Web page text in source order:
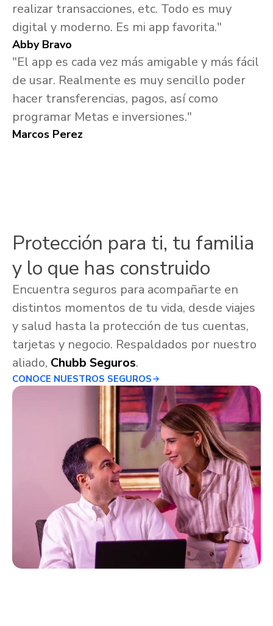
realizar transacciones, etc. Todo es muy
digital y moderno. Es mi app favorita."
Abby Bravo
"El app es cada vez más amigable y más fácil
de usar. Realmente es muy sencillo poder
hacer transferencias, pagos, así como
programar Metas e inversiones."
Marcos Perez
Protección para ti, tu familia
y lo que has construido
Encuentra seguros para acompañarte en
distintos momentos de tu vida, desde viajes
y salud hasta la protección de tus cuentas,
tarjetas y negocio. Respaldados por nuestro
aliado, Chubb Seguros.
CONOCE NUESTROS SEGUROS